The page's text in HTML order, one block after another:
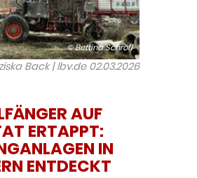
© Bettina Schröfl
Back | lbv.de 02.03.2026
AUF
ERTAPPT:
IN
ENTDECKT